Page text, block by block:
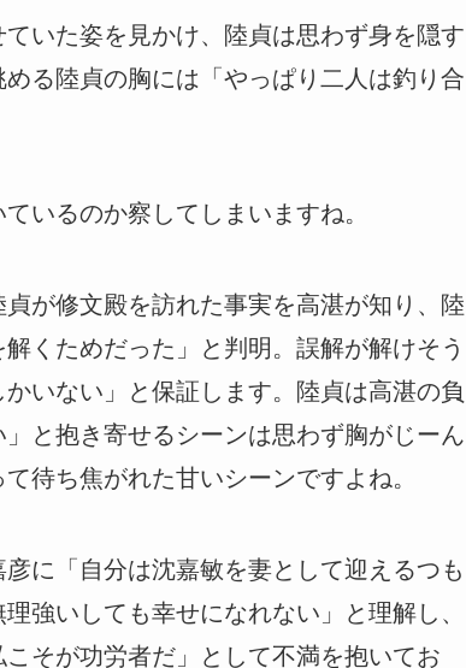
いた姿を見かけ、陸貞は思わず身を隠す
る陸貞の胸には「やっぱり二人は釣り合
いるのか察してしまいますね。
が修文殿を訪れた事実を高湛が知り、陸
くためだった」と判明。誤解が解けそう
いない」と保証します。陸貞は高湛の負
と抱き寄せるシーンは思わず胸がじーん
待ち焦がれた甘いシーンですよね。
に「自分は沈嘉敏を妻として迎えるつも
強いしても幸せになれない」と理解し、
そが功労者だ」として不満を抱いてお